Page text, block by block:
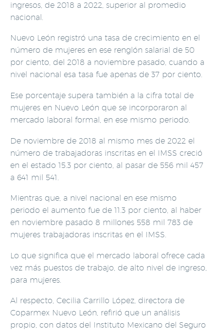
ingresos, de 2018 a 2022, superior al promedio
nacional.
Nuevo León registró una tasa de crecimiento en el
número de mujeres en ese renglón salarial de 50
por ciento, del 2018 a noviembre pasado, cuando a
nivel nacional esa tasa fue apenas de 37 por ciento.
Ese porcentaje supera también a la cifra total de
mujeres en Nuevo León que se incorporaron al
mercado laboral formal, en ese mismo periodo.
De noviembre de 2018 al mismo mes de 2022 el
número de trabajadoras inscritas en el IMSS creció
en el estado 15.3 por ciento, al pasar de 556 mil 457
a 641 mil 541.
Mientras que, a nivel nacional en ese mismo
periodo el aumento fue de 11.3 por ciento, al haber
en noviembre pasado 8 millones 558 mil 783 de
mujeres trabajadoras inscritas en el IMSS.
Lo que significa que el mercado laboral ofrece cada
vez más puestos de trabajo, de alto nivel de ingreso,
para mujeres.
Al respecto, Cecilia Carrillo López, directora de
Coparmex Nuevo León, refirió que un análisis
propio, con datos del Instituto Mexicano del Seguro